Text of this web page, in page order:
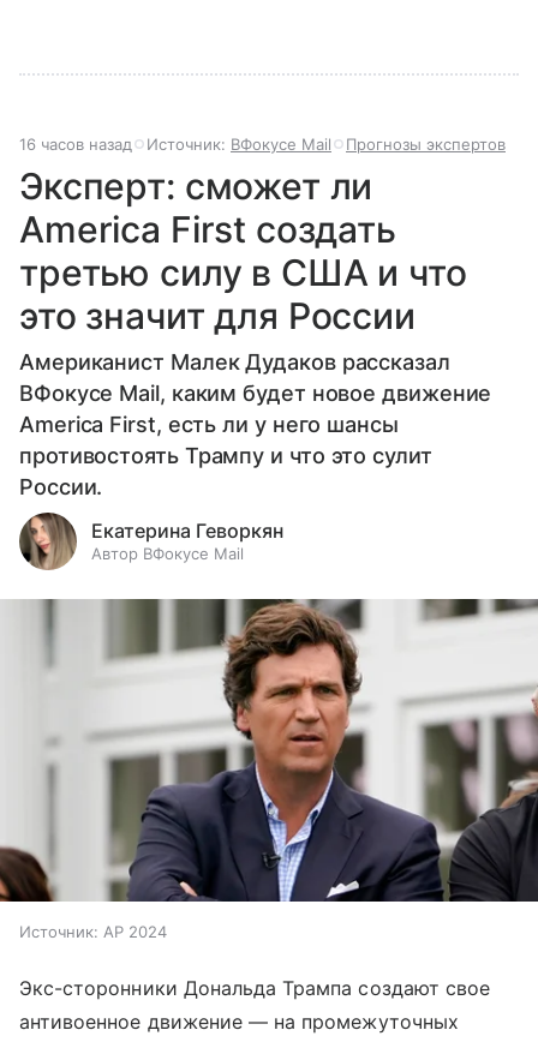
16 часов назад Источник: ВФокусе Mail Прогнозы экспертов
Эксперт: сможет ли
America First создать
третью силу в США и что
это значит для России
Американист Малек Дудаков рассказал
ВФокусе Mail, каким будет новое движение
America First, есть ли у него шансы
противостоять Трампу и что это сулит
России.
Екатерина Геворкян
Автор ВФокусе Mail
Источник: AP 2024
Экс-сторонники Дональда Трампа создают свое
антивоенное движение — на промежуточных